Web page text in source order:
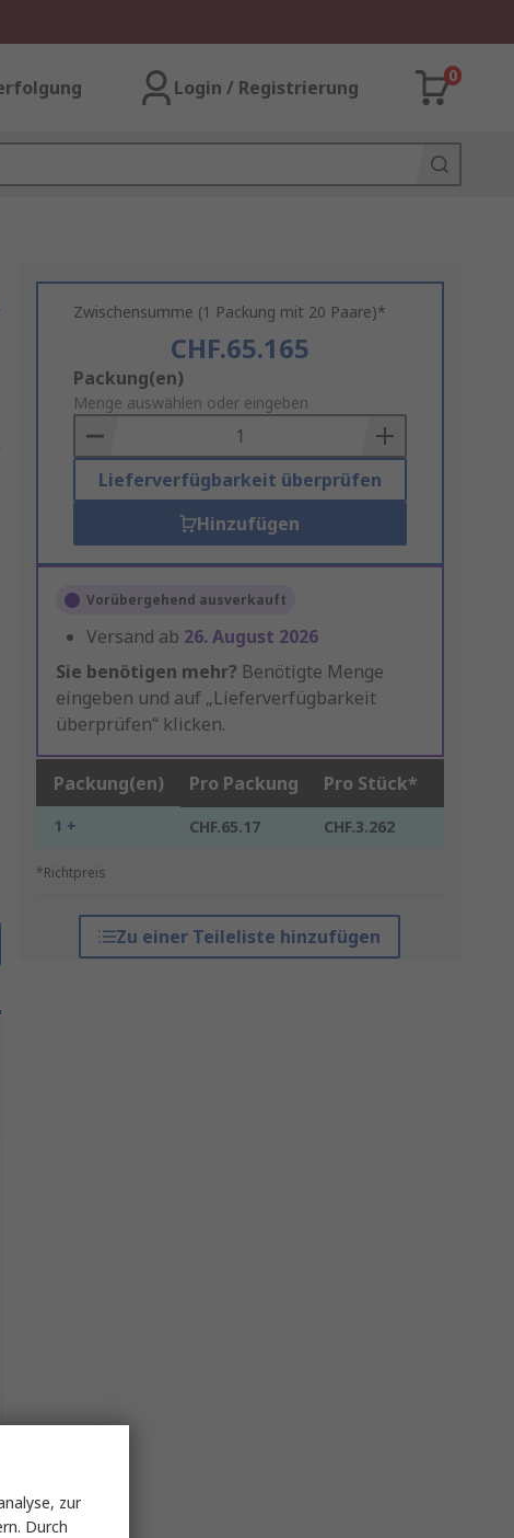
Login / Registrierung
0
Zwischensumme (1 Packung mit 20 Paare)*
CHF.65.165
Add
to
Basket
Packung(en)
Menge auswählen oder eingeben
Lieferverfügbarkeit überprüfen
Hinzufügen
Vorübergehend ausverkauft
Versand ab 26. August 2026
Sie benötigen mehr? Benötigte Menge
eingeben und auf „Lieferverfügbarkeit
überprüfen“ klicken.
Packung(en) Pro Packung Pro Stück*
1 + CHF.65.17 CHF.3.262
*Richtpreis
Zu einer Teileliste hinzufügen
zur
Durch